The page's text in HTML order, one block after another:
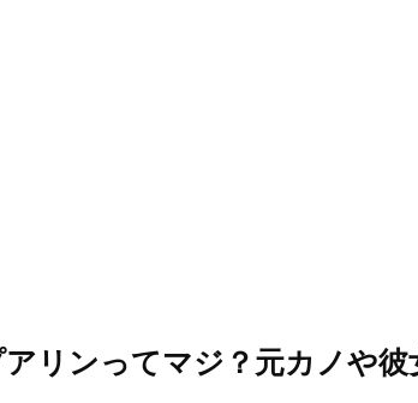
リンってマジ？元カノや彼